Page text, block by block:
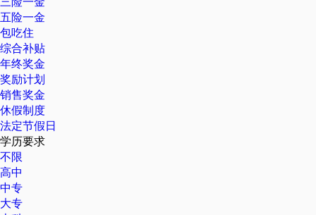
五险一金
包吃住
综合补贴
年终奖金
奖励计划
销售奖金
休假制度
法定节假日
学历要求
不限
高中
中专
大专